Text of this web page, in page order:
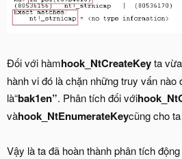
Đối với hàmhook_NtCreateKeyta
hành vi đó là chặn những truy vấn nào
là“bak1en”. Phân tích đối với
vàhook_NtEnumerateKeycũng cho
Vậy là ta đã hoàn thành phân tích